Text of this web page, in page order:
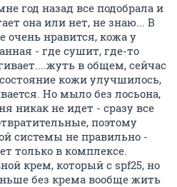
год назад все подобрала и
она или нет, не знаю... В
очень нравится, кожа у
- где сушит, где-то
в общем, сейчас
кожи улучшилось,
Но мыло без лосьона,
никак не идет - сразу все
поэтому
системы не правильно -
только в комплексе.
крем, который с spf25, но
без крема вообще жить